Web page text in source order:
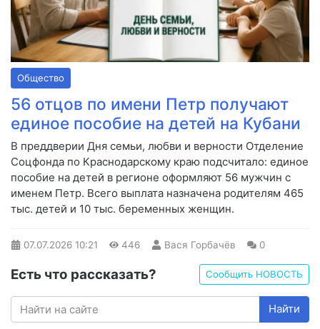
Общество
56 отцов по имени Петр получают
единое пособие на детей на Кубани
В преддверии Дня семьи, любви и верности Отделение
Соцфонда по Краснодарскому краю подсчитало: единое
пособие на детей в регионе оформляют 56 мужчин с
именем Петр. Всего выплата назначена родителям 465
тыс. детей и 10 тыс. беременных женщин.
07.07.2026 10:21 446 Вася Горбачёв 0
Есть что рассказать? Сообщить НОВОСТЬ
Найти